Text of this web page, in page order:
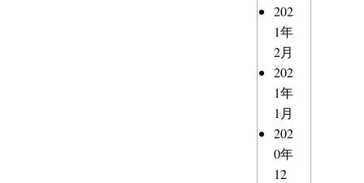
202
1年
2月
202
1年
1月
202
0年
12